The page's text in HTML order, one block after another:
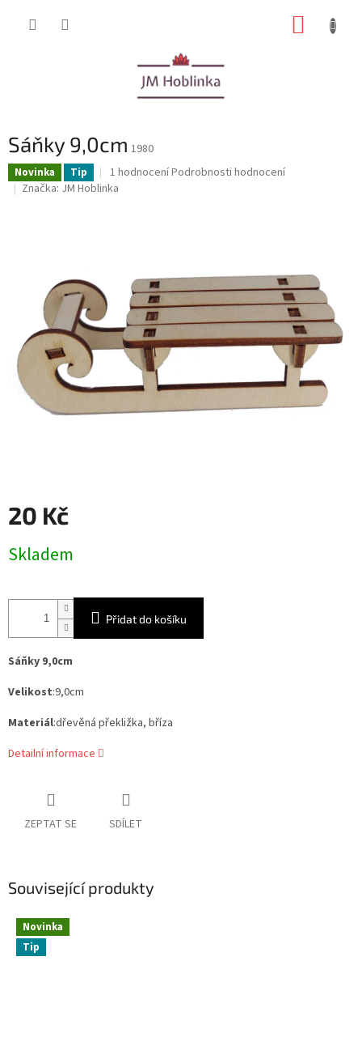
Sáňky 9,0cm 1980
Novinka Tip
Průměrné
hodnocení
hvězdiček.
1 hodnoceníPodrobnosti hodnocení
Značka: JM Hoblinka
20 Kč
cena:
Skladem
Přidat do košíku
Sáňky 9,0cm
Velikost:9,0cm
Materiál:dřevěná překližka, bříza
Detailní informace
ZEPTAT SE SDÍLET
Související produkty
Novinka
Tip